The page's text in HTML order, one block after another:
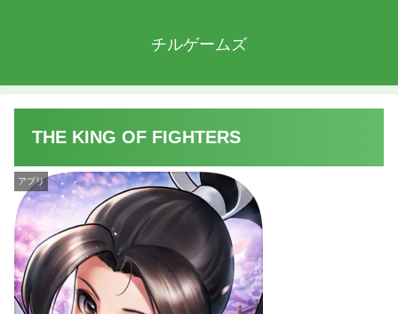
チルゲームズ
THE KING OF FIGHTERS
アプリ